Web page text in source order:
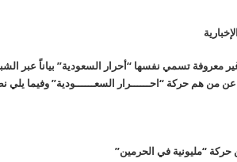
معروفة تسمي نفسها “أحرار السعودية” بياناً عبر
عن من هم حركة “احــــــرار السعــــــودية” وفيما يلي
”